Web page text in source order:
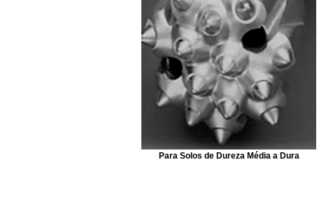
Para Solos de Dureza Média a Dura